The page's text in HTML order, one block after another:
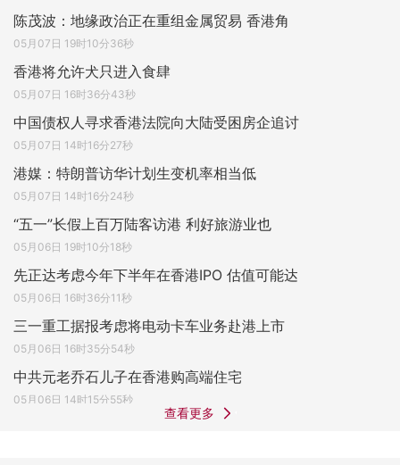
陈茂波：地缘政治正在重组金属贸易 香港角
05月07日 19时10分36秒
香港将允许犬只进入食肆
05月07日 16时36分43秒
中国债权人寻求香港法院向大陆受困房企追讨
05月07日 14时16分27秒
港媒：特朗普访华计划生变机率相当低
05月07日 14时16分24秒
“五一”长假上百万陆客访港 利好旅游业也
05月06日 19时10分18秒
先正达考虑今年下半年在香港IPO 估值可能达
05月06日 16时36分11秒
三一重工据报考虑将电动卡车业务赴港上市
05月06日 16时35分54秒
中共元老乔石儿子在香港购高端住宅
05月06日 14时15分55秒
查看更多